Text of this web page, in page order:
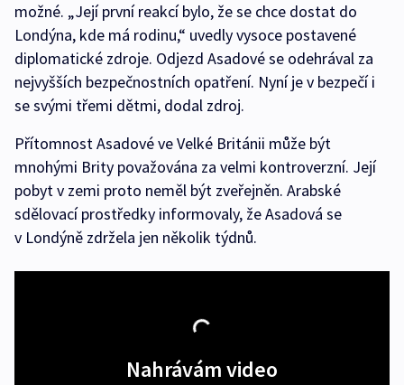
možné. „Její první reakcí bylo, že se chce dostat do
Londýna, kde má rodinu,“ uvedly vysoce postavené
diplomatické zdroje. Odjezd Asadové se odehrával za
nejvyšších bezpečnostních opatření. Nyní je v bezpečí i
se svými třemi dětmi, dodal zdroj.
Přítomnost Asadové ve Velké Británii může být
mnohými Brity považována za velmi kontroverzní. Její
pobyt v zemi proto neměl být zveřejněn. Arabské
sdělovací prostředky informovaly, že Asadová se
v Londýně zdržela jen několik týdnů.
Nahrávám video